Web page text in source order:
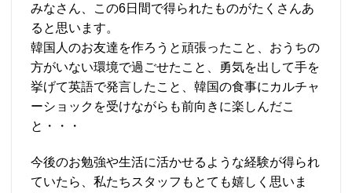
みなさん、この6日間で得られたものがたくさんあ
ると思います。
韓国人のお友達を作ろうと頑張ったこと、おうちの
方がいない環境で過ごせたこと、勇気を出して手を
挙げて英語で発言したこと、韓国の食事にカルチャ
ーショックを受けながらも前向きに楽しんだこ
と・・・
今後のお勉強や生活に活かせるような経験が得られ
ていたら、私たちスタッフもとても嬉しく思いま